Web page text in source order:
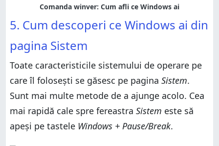
5. Cum descoperi ce Windows ai din
pagina Sistem
Toate caracteristicile sistemului de operare pe
care îl folosești se găsesc pe pagina Sistem.
Sunt mai multe metode de a ajunge acolo. Cea
mai rapidă cale spre fereastra Sistem este să
apeși pe tastele Windows + Pause/Break.